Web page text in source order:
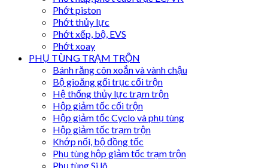
Phớt piston
Phớt thủy lực
Phớt xếp, bộ, EVS
Phớt xoay
PHỤ TÙNG TRẠM TRỘN
Bánh răng côn xoắn và vành chậu
Bộ gioăng gối trục cối trộn
Hệ thống thủy lực trạm trộn
Hộp giảm tốc cối trộn
Hộp giảm tốc Cyclo và phụ tùng
Hộp giảm tốc trạm trộn
Khớp nối, bộ đồng tốc
Phụ tùng hộp giảm tốc trạm trộn
Phụ tùng Si lô